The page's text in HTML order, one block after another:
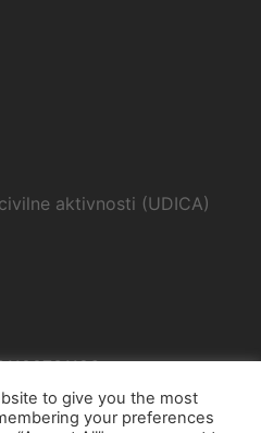
aktivnosti (UDICA)
to give you the most
your preferences